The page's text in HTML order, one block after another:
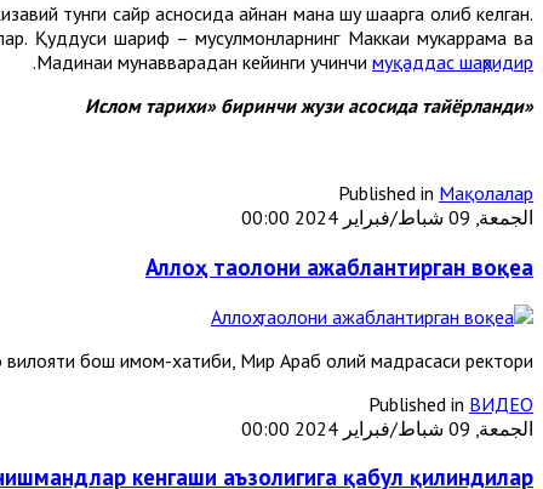
тунги сайр асносида айнан мана шу шаҳарга олиб келган.
Қуддуси шариф – мусулмонларнинг Маккаи мукаррама ва
Мадинаи мунавварадан кейинги учинчи муқаддас шаҳридир
.
«Ислом тарихи» биринчи жузи асосида тайёрланди
Published in Мақолалар
الجمعة, 09 شباط/فبراير 2024 00:00
Аллоҳ таолони ажаблантирган воқеа
бош имом-хатиби, Мир Араб олий мадрасаси ректори
Published in ВИДЕО
الجمعة, 09 شباط/فبراير 2024 00:00
кенгаши аъзолигига қабул қилиндилар